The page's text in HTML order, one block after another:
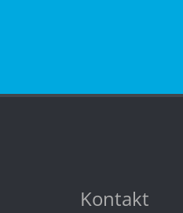
Kontakt